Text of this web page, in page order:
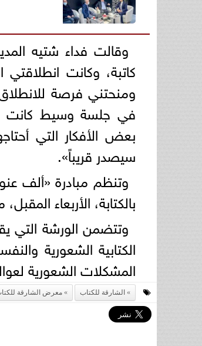
وقالت فداء شتيه
كاتبة، وكانت
في جلسة وسيط كانت
بعض الأفكار التي
سيصدر قريباً».
وتنظم مبادرة «ألف
بالكتابة، الأربعاء المقبل، من الساعة
وتتضمن الورشة التي
الكتابية الشعورية
المشكلات الشعورية
الشارقة للكتاب معرض الشارقة